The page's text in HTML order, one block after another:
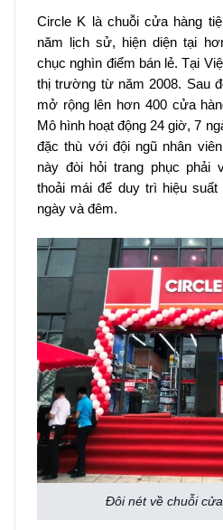
Circle K là chuỗi cửa hàng
năm lịch sử, hiện diện tại
chục nghìn điểm bán lẻ. Tại
thị trường từ năm 2008. Sau
mở rộng lên hơn 400 cửa
Mô hình hoạt động 24 giờ, 7
đặc thù với đội ngũ nhân
này đòi hỏi trang phục phải
thoải mái để duy trì hiệu
ngày và đêm.
Đôi nét về chuỗi